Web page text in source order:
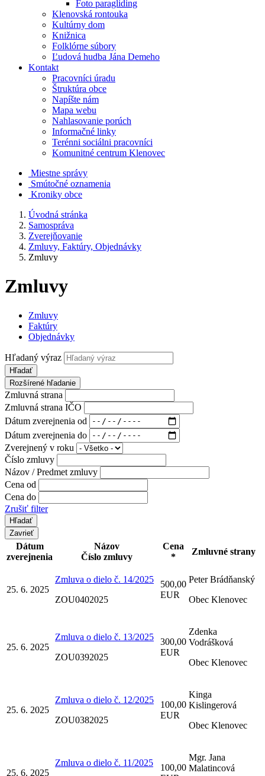
Foto paragliding
Klenovská rontouka
Kultúrny dom
Knižnica
Folklórne súbory
Ľudová hudba Jána Demeho
Kontakt
Pracovníci úradu
Štruktúra obce
Napíšte nám
Mapa webu
Nahlasovanie porúch
Informačné linky
Terénni sociálni pracovníci
Komunitné centrum Klenovec
Miestne správy
Smútočné oznamenia
Kroniky obce
Úvodná stránka
Samospráva
Zverejňovanie
Zmluvy, Faktúry, Objednávky
Zmluvy
Zmluvy
Zmluvy
Faktúry
Objednávky
Hľadaný výraz
Hľadať
Rozšírené hľadanie
Zmluvná strana
Zmluvná strana IČO
Dátum zverejnenia od
Dátum zverejnenia do
Zverejnený v roku
Číslo zmluvy
Názov / Predmet zmluvy
Cena od
Cena do
Zrušiť filter
Zavrieť
Dátum
zverejnenia
Názov
Číslo zmluvy
Cena
*
Zmluvné strany
25. 6. 2025
Zmluva o dielo č. 14/2025
ZOU0402025
500,00
EUR
Peter Brádňanský
Obec Klenovec
25. 6. 2025
Zmluva o dielo č. 13/2025
ZOU0392025
300,00
EUR
Zdenka
Vodrášková
Obec Klenovec
25. 6. 2025
Zmluva o dielo č. 12/2025
ZOU0382025
100,00
EUR
Kinga
Kislingerová
Obec Klenovec
25. 6. 2025
Zmluva o dielo č. 11/2025
100,00
Mgr. Jana
Malatincová